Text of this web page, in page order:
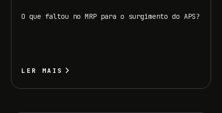
O que faltou no MRP para o surgimento do APS?
LER MAIS